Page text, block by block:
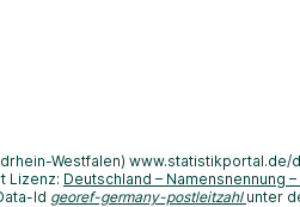
Westfalen)
Lizenz: Deutschland – Namensnennung
Id georef-germany-postleitzahl unter